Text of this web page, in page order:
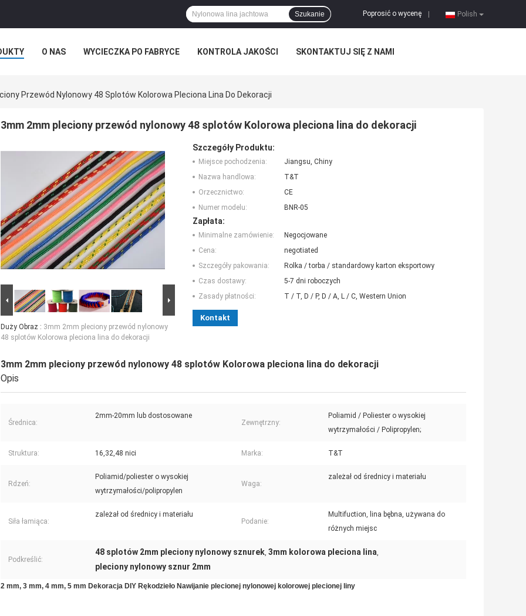
Polish
Poprosić o wycenę
Szukanie
O NAS WYCIECZKA PO FABRYCE KONTROLA JAKOŚCI SKONTAKTUJ SIĘ Z NAMI
Przewód Nylonowy 48 Splotów Kolorowa Pleciona Lina Do Dekoracji
3mm 2mm pleciony przewód nylonowy 48 splotów Kolorowa pleciona lina do dekoracji
Duży Obraz : 3mm 2mm pleciony przewód nylonowy
48 splotów Kolorowa pleciona lina do dekoracji
Szczegóły Produktu:
Miejsce pochodzenia:
Jiangsu, Chiny
Nazwa handlowa:
T&T
Orzecznictwo:
CE
Numer modelu:
BNR-05
Zapłata:
Minimalne zamówienie:
Negocjowane
Cena:
negotiated
Szczegóły pakowania:
Rolka / torba / standardowy karton eksportowy
Czas dostawy:
5-7 dni roboczych
Zasady płatności:
T / T, D / P, D / A, L / C, Western Union
Kontakt
3mm 2mm pleciony przewód nylonowy 48 splotów Kolorowa pleciona lina do dekoracji
Opis
Średnica:
2mm-20mm lub dostosowane
Zewnętrzny:
Poliamid / Poliester o wysokiej
wytrzymałości / Polipropylen;
Struktura: 16,32,48 nici Marka: T&T
Rdzeń:
Poliamid/poliester o wysokiej
wytrzymałości/polipropylen
Waga:
zależał od średnicy i materiału
Siła łamiąca:
zależał od średnicy i materiału
Podanie:
Multifuction, lina bębna, używana do
różnych miejsc
Podkreślić:
48 splotów 2mm pleciony nylonowy sznurek, 3mm kolorowa pleciona lina,
pleciony nylonowy sznur 2mm
2 mm, 3 mm, 4 mm, 5 mm Dekoracja DIY Rękodzieło Nawijanie plecionej nylonowej kolorowej plecionej liny